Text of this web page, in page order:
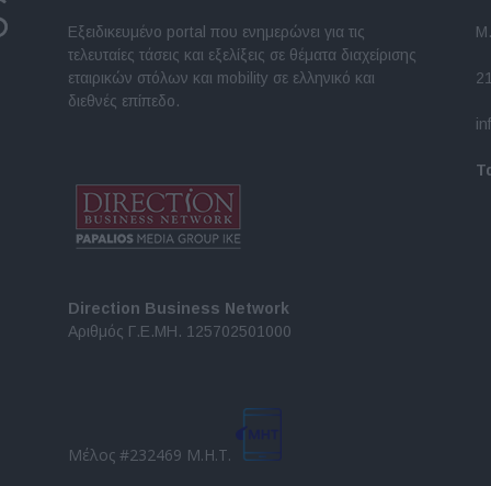
Εξειδικευμένο portal που ενημερώνει για τις
τελευταίες τάσεις και εξελίξεις σε θέματα διαχείρισης
εταιρικών στόλων και mobility σε ελληνικό και
διεθνές επίπεδο.
Direction Business Network
Αριθμός Γ.Ε.ΜΗ. 125702501000
Μέλος #232469 Μ.Η.Τ.